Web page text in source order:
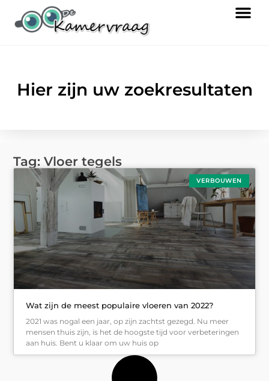
Hier zijn uw zoekresultaten
Tag: Vloer tegels
VERBOUWEN
Wat zijn de meest populaire vloeren van 2022?
2021 was nogal een jaar, op zijn zachtst gezegd. Nu meer
mensen thuis zijn, is het de hoogste tijd voor verbeteringen
aan huis. Bent u klaar om uw huis op